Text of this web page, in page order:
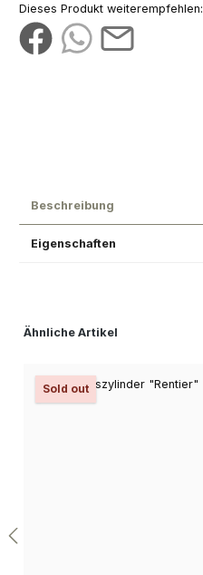
Dieses Produkt weiterempfehlen:
Beschreibung
Eigenschaften
Produktgalerie überspringen
Ähnliche Artikel
Sold out